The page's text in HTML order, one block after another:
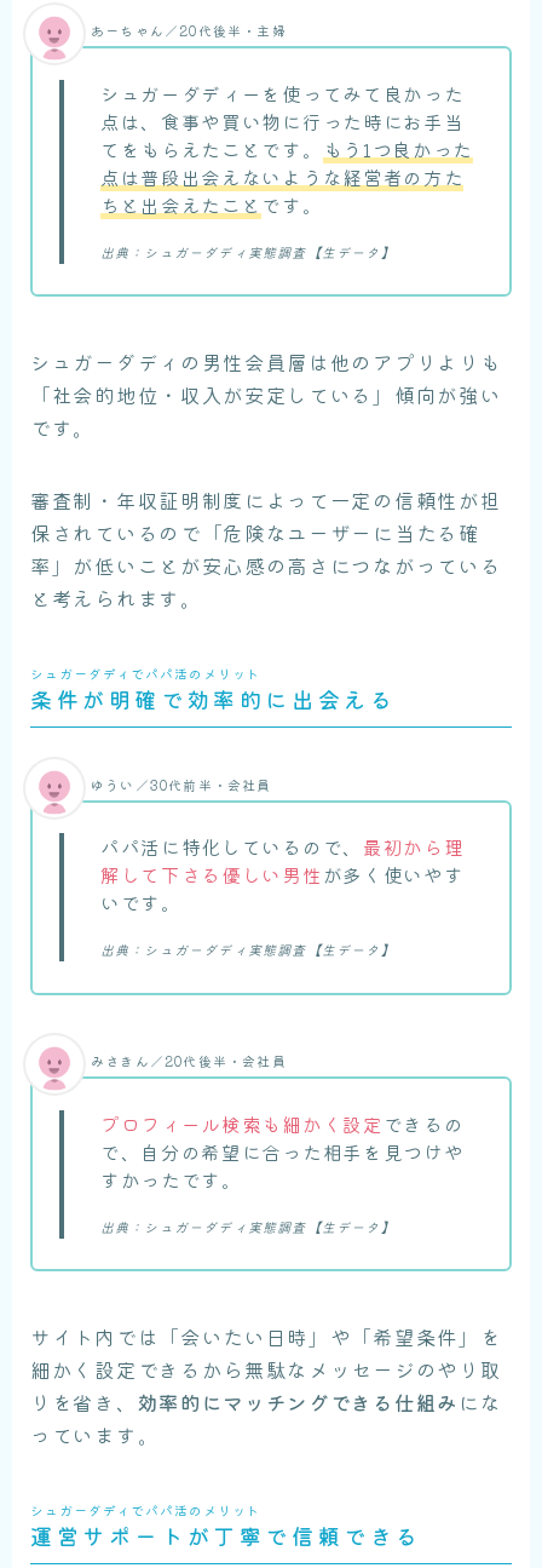
シュガーダディーを使ってみて良かった
点は、食事や買い物に行った時にお手当
てをもらえたことです。
もう1つ良かった
点は普段出会えないような経営者の方た
ちと出会えたこと です。
出典：シュガーダディ実態調査【生データ】
あーちゃん／20代後半・主婦
シュガーダディの男性会員層は他のアプリよりも
「社会的地位・収入が安定している」傾向が強い
です。
審査制・年収証明制度によって一定の信頼性が担
保されているので「危険なユーザーに当たる確
率」が低いことが安心感の高さにつながっている
と考えられます。
シュガーダディでパパ活のメリット
条件が明確で効率的に出会える
パパ活に特化しているので、 最初から理
解して下さる優しい男性 が多く使いやす
いです。
出典：シュガーダディ実態調査【生データ】
ゆうい／30代前半・会社員
プロフィール検索も細かく設定 できるの
で、自分の希望に合った相手を見つけや
すかったです。
出典：シュガーダディ実態調査【生データ】
みさきん／20代後半・会社員
サイト内では「会いたい日時」や「希望条件」を
細かく設定できるから無駄なメッセージのやり取
りを省き、 効率的にマッチングできる仕組み にな
っています。
シュガーダディでパパ活のメリット
運営サポートが丁寧で信頼できる